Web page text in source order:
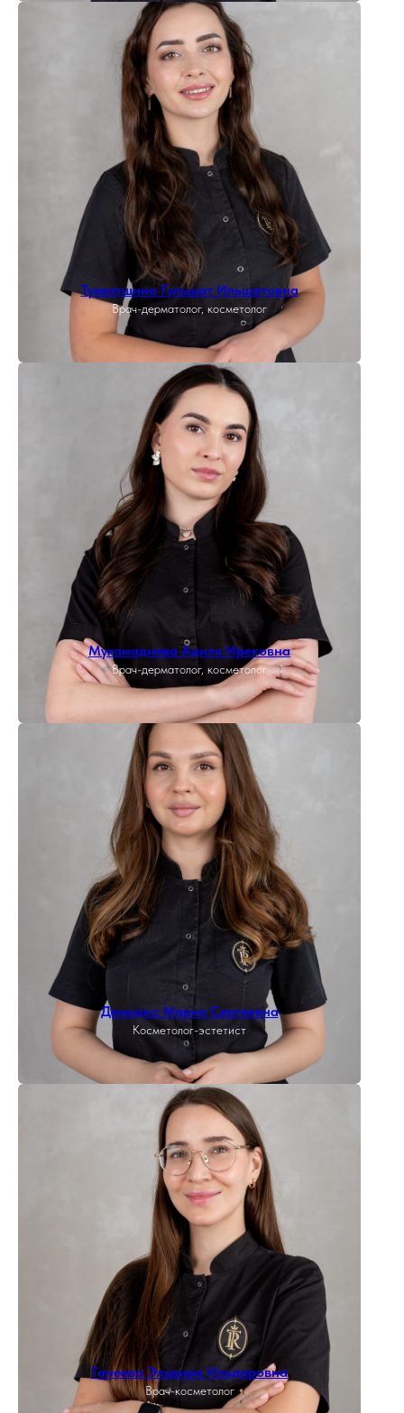
Тухватшина Гульшат Ильшатовна
Врач-дерматолог, косметолог
Мухамадиева Адиля Ирековна
Врач-дерматолог, косметолог
Демидко Мария Сергеевна
Косметолог-эстетист
Ганеева Эльвира Ильдаровна
Врач-косметолог